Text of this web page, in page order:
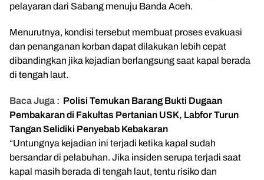
pelayaran dari Sabang menuju Banda Aceh.
Menurutnya, kondisi tersebut membuat proses evakuasi
dan penanganan korban dapat dilakukan lebih cepat
dibandingkan jika kejadian berlangsung saat kapal berada
di tengah laut.
Baca Juga : Polisi Temukan Barang Bukti Dugaan
Pembakaran di Fakultas Pertanian USK, Labfor Turun
Tangan Selidiki Penyebab Kebakaran
“Untungnya kejadian ini terjadi ketika kapal sudah
bersandar di pelabuhan. Jika insiden serupa terjadi saat
kapal masih berada di tengah laut, tentu risiko dan